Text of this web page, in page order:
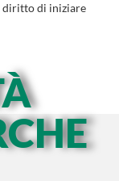
diritto di iniziare